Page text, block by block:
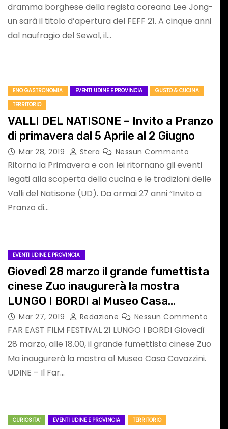
dramma borghese della regista coreana Lee Jong-
un sarà il titolo d’apertura del FEFF 21. A cinque anni
dal naufragio del Sewol, il…
ENO GASTRONOMIA EVENTI UDINE E PROVINCIA
GUSTO & CUCINA
TERRITORIO
VALLI DEL NATISONE – Invito a Pranzo
di primavera dal 5 Aprile al 2 Giugno
Mar 28, 2019 Stera Nessun Commento
Ritorna la Primavera e con lei ritornano gli eventi
legati alla scoperta della cucina e le tradizioni delle
Valli del Natisone (UD). Da ormai 27 anni “Invito a
Pranzo di…
EVENTI UDINE E PROVINCIA
Giovedì 28 marzo il grande fumettista
cinese Zuo inaugurerà la mostra
LUNGO I BORDI al Museo Casa
Cavazzini
Mar 27, 2019 Redazione Nessun Commento
FAR EAST FILM FESTIVAL 21 LUNGO I BORDI Giovedì
28 marzo, alle 18.00, il grande fumettista cinese Zuo
Ma inaugurerà la mostra al Museo Casa Cavazzini.
UDINE – Il Far…
CURIOSITA' EVENTI UDINE E PROVINCIA TERRITORIO
EVENTI VERONA E PROVINCIA
MUSICA
SPETTACOLI IN VENETO
MusicalBrolo – il 9
agosto in concerto
Mauro Ottolini &
Orchestra
Ago 5, 2026
ATTUALITA' PAGELLONE SPORT